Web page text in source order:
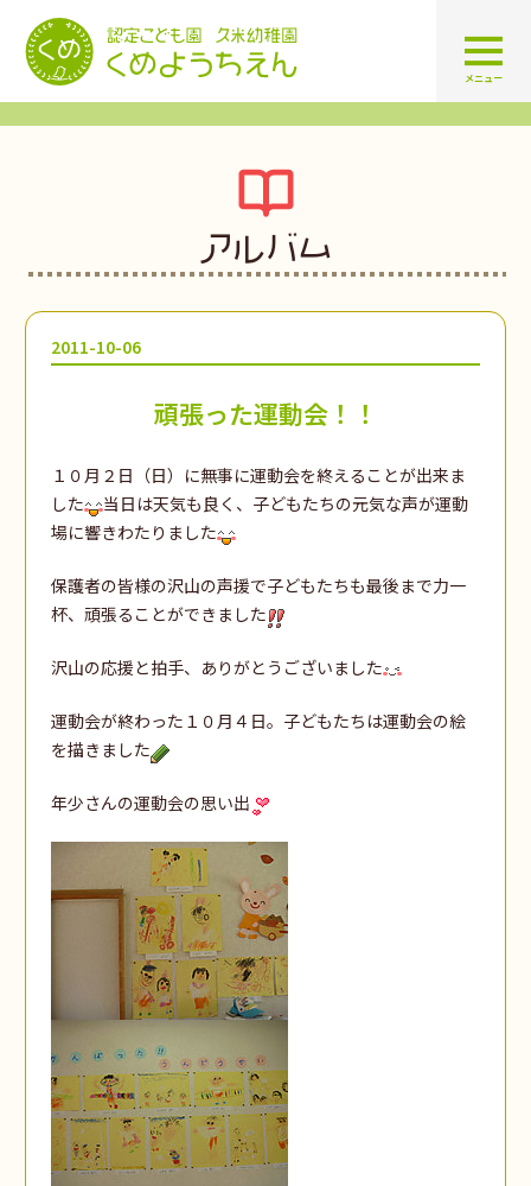
認定こども園 学校法人久米幼
メニュー
アルバム
2011-10-06
頑張った運動会！！
１０月２日（日）に無事に運動会を終えることが出来ま
した
当日は天気も良く、子どもたちの元気な声が運動
場に響きわたりました
保護者の皆様の沢山の声援で子どもたちも最後まで力一
杯、頑張ることができました
沢山の応援と拍手、ありがとうございました
運動会が終わった１０月４日。子どもたちは運動会の絵
を描きました
年少さんの運動会の思い出